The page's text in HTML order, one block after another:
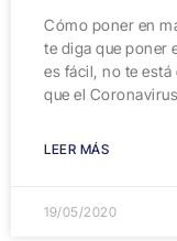
Cómo poner en
te diga que poner
es fácil, no te
que el
LEER MÁS
19/05/2020